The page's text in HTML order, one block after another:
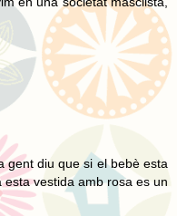
gent diu que si el bebè esta
vestida amb rosa es un